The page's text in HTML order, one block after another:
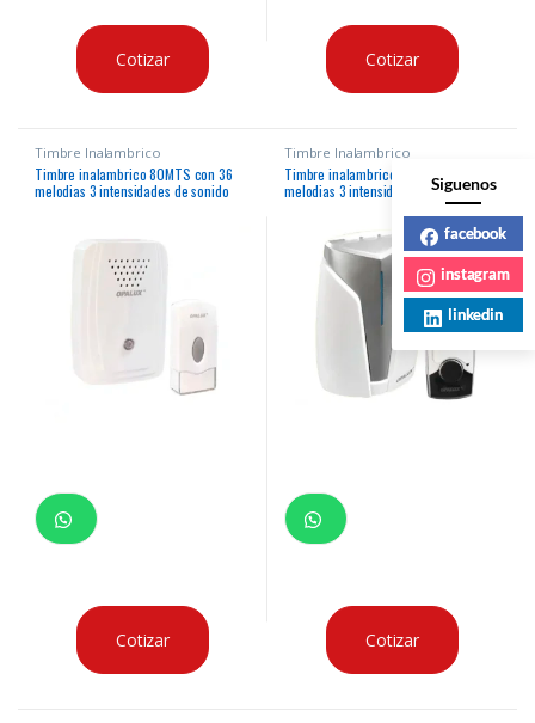
Cotizar Cotizar
Timbre Inalambrico
Timbre inalambrico 80MTS con 36
melodias 3 intensidades de sonido
Cotizar
Timbre Inalambrico
Timbre inalambrico 100MTS con 36
melodias 3 intensidades de sonido
pulsador usa pila (incluida) y receptor
usa pilas AA (no incluidas) indicador
Cotizar
Siguenos
facebook
instagram
linkedin